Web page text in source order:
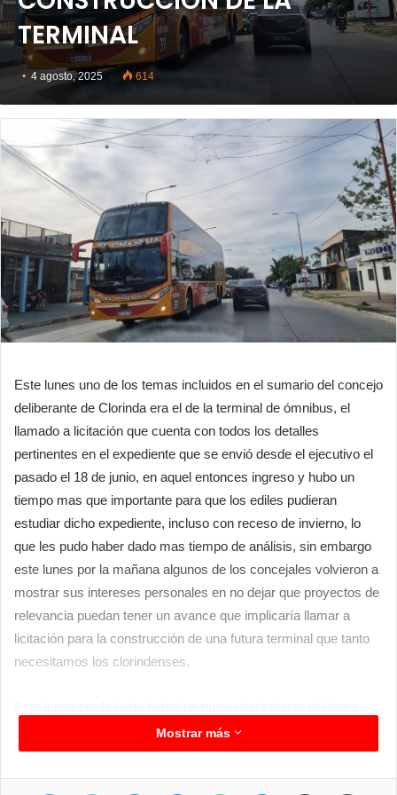
TERMINAL
4 agosto, 2025 614
Este lunes uno de los temas incluidos en el sumario del concejo
deliberante de Clorinda era el de la terminal de ómnibus, el
llamado a licitación que cuenta con todos los detalles
pertinentes en el expediente que se envió desde el ejecutivo el
pasado el 18 de junio, en aquel entonces ingreso y hubo un
tiempo mas que importante para que los ediles pudieran
estudiar dicho expediente, incluso con receso de invierno, lo
que les pudo haber dado mas tiempo de análisis, sin embargo
este lunes por la mañana algunos de los concejales volvieron a
mostrar sus intereses personales en no dejar que proyectos de
relevancia puedan tener un avance que implicaría llamar a
licitación para la construcción de una futura terminal que tanto
necesitamos los clorindenses.
dentro del seno de la comisión correspondiente, en dialogo con
medios de comunicación la concejal Mónica Acosta manifestó
no perder la esperanza que sus pares entiendan la importancia
Mostrar más